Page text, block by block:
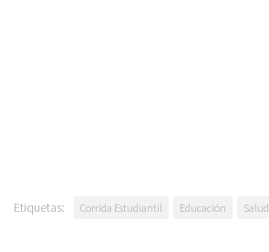
Etiquetas: Corrida Estudiantil Educación Salud